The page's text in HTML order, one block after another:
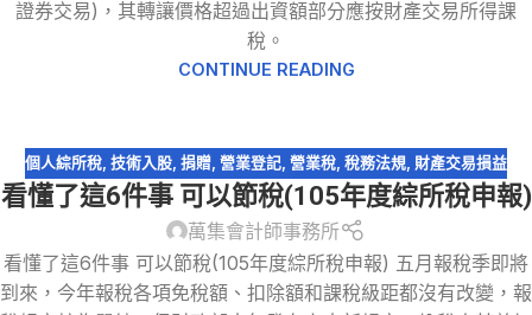
證券交易)，其轉讓價格超過出資額部分應按財產交易所得課
稅。
CONTINUE READING
個人綜所稅, 技術入股, 捐贈, 營業登記, 營業稅, 稅務法規, 財產交易損益
看懂了這6件事 可以節稅(105年度綜所稅申報)
萬集會計師事務所
看懂了這6件事 可以節稅(105年度綜所稅申報) 五月報稅季即將
到來，今年報稅各項免稅額、扣除額和課稅級距都沒有改變，報